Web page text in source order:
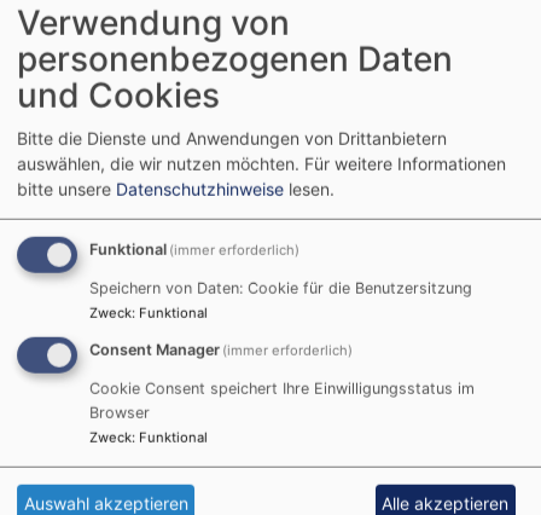
Nachricht
Bitte geben Sie in Ihrer Nachricht keine Links oder
Internetadressen an.
Einwilligung
Verwendung von
personenbezogenen Daten
und Cookies
Bitte die Dienste und Anwendungen von Drittanbietern
auswählen, die wir nutzen möchten. Für weitere Informationen
bitte unsere Datenschutzhinweise lesen.
Funktional (immer erforderlich)
Speichern von Daten: Cookie für die Benutzersitzung
Zweck: Funktional
Consent Manager (immer erforderlich)
Cookie Consent speichert Ihre Einwilligungsstatus im
Browser
Zweck: Funktional
Auswahl akzeptieren Alle akzeptieren